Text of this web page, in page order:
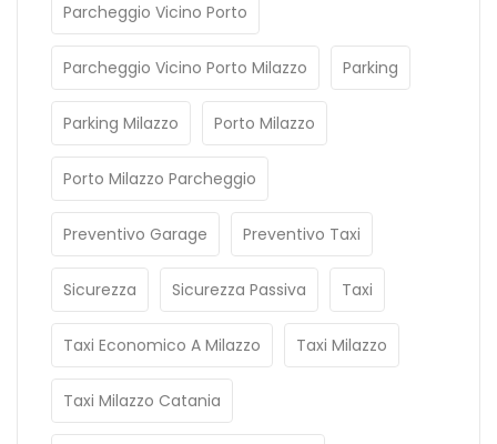
Parcheggio Vicino Porto
Parcheggio Vicino Porto Milazzo Parking
Parking Milazzo Porto Milazzo
Porto Milazzo Parcheggio
Preventivo Garage Preventivo Taxi
Sicurezza Sicurezza Passiva Taxi
Taxi Economico A Milazzo Taxi Milazzo
Taxi Milazzo Catania